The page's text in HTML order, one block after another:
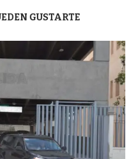
GUSTARTE